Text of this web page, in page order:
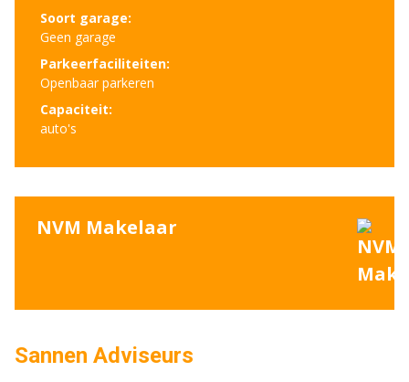
Soort garage:
Geen garage
Parkeerfaciliteiten:
Openbaar parkeren
Capaciteit:
auto's
NVM Makelaar
Sannen Adviseurs